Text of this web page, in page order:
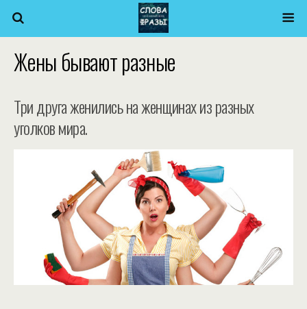
Жены бывают разные
Три друга женились на женщинах из разных
уголков мира.